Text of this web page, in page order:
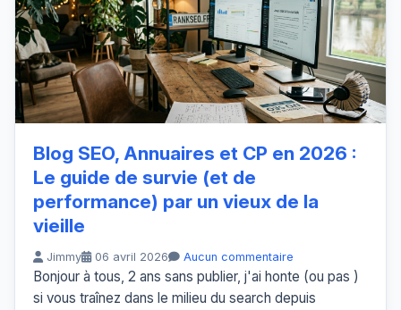
Blog SEO, Annuaires et CP en 2026 :
Le guide de survie (et de
performance) par un vieux de la
vieille
Jimmy 06 avril 2026 Aucun commentaire
Bonjour à tous, 2 ans sans publier, j'ai honte (ou pas )
si vous traînez dans le milieu du search depuis